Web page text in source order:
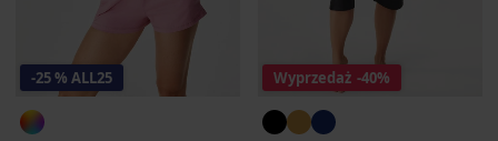
-25 % ALL25 Wyprzedaż -40%